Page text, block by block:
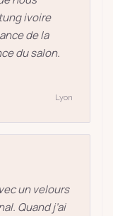
ivoire
de la
du salon.
Lyon
un velours
Quand j’ai